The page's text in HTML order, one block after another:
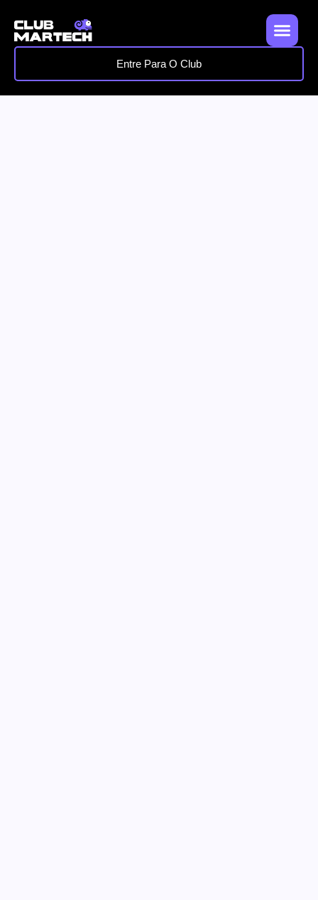
Entre Para O Club